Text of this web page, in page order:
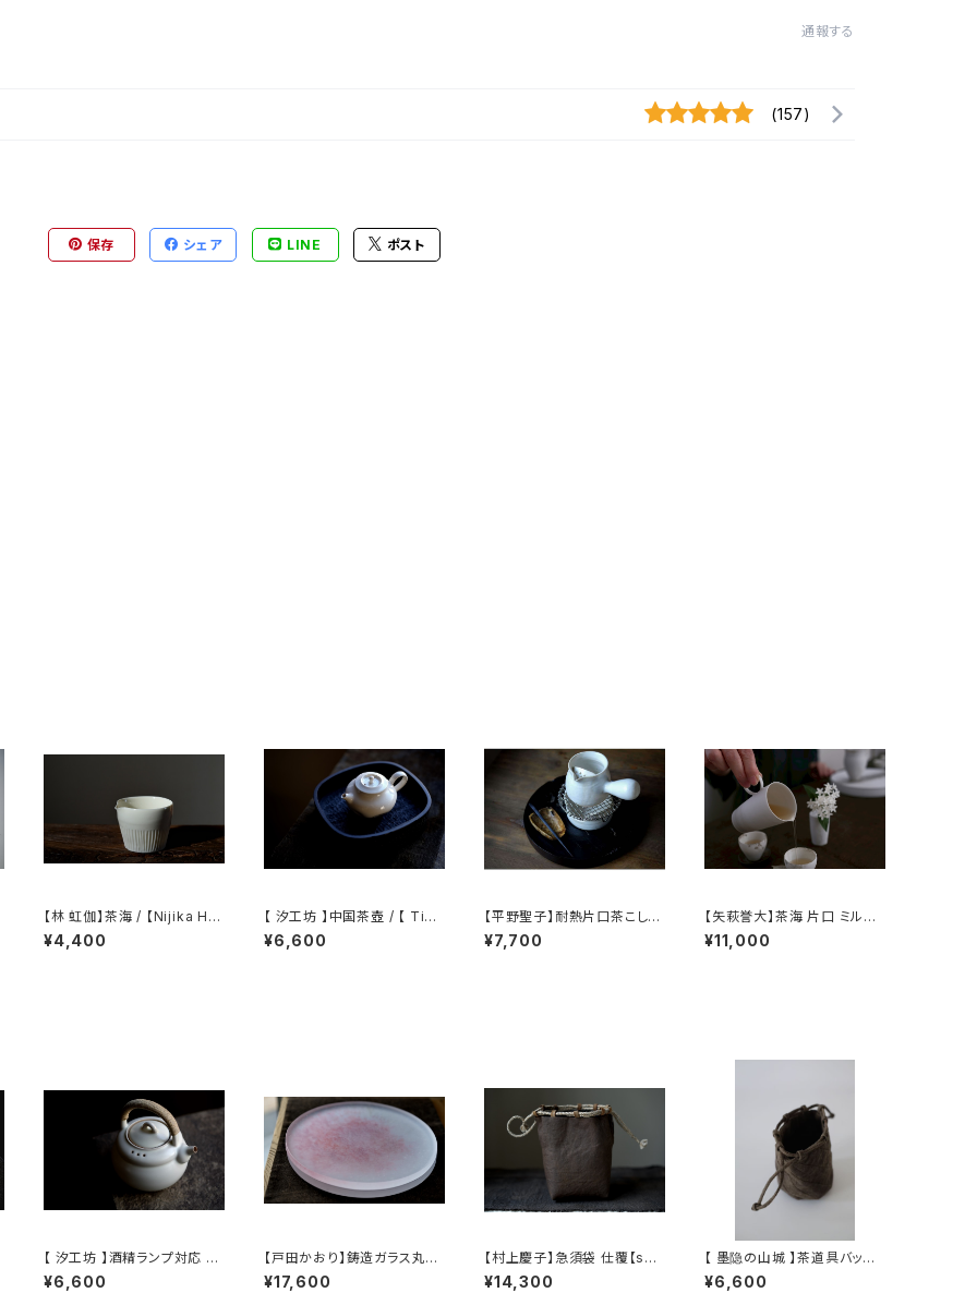
通報する
(157)
保存 シェア LINE ポスト
【林 虹伽】茶海 / 【Nijika Ha
yashi 】tea pitcher
¥4,400
【 汐工坊 】中国茶壺 / 【 Tida
l Atelier 】Chinese teapot
¥6,600
【平野聖子】耐熱片口茶こしポ
ット / 【Masako Hirano】He
at-resistant spout tea str
¥7,700
【矢萩誉大】茶海 片口 ミルク
ピッチャー / 【Takahiro Yah
agi】Fair cup Katakuchi M
¥11,000
【 汐工坊 】酒精ランプ対応 湯
沸かしケトル / 【 Tidal Ateli
¥6,600
【戸田かおり】鋳造ガラス丸皿
/ 【kaoritoda】Cast Glass
¥17,600
【村上慶子】急須袋 仕覆【sab
i-nuno】teapot bag tea c
¥14,300
【 墨隐の山城 】茶道具バッグ /
Tea Utensil Bag
¥6,600